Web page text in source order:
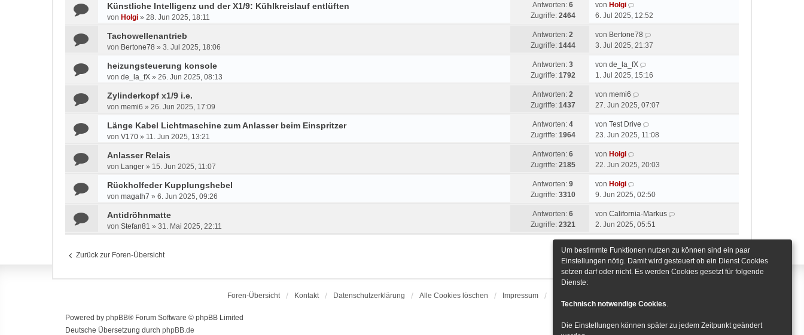
Künstliche Intelligenz und der X1/9: Kühlkreislauf entlüften
von Holgi » 28. Jun 2025, 18:11
Antworten: 6
Zugriffe: 2464
von Holgi
6. Jul 2025, 12:52
Tachowellenantrieb
von Bertone78 » 3. Jul 2025, 18:06
Antworten: 2
Zugriffe: 1444
von Bertone78
3. Jul 2025, 21:37
heizungsteuerung konsole
von de_la_fX » 26. Jun 2025, 08:13
Antworten: 3
Zugriffe: 1792
von de_la_fX
1. Jul 2025, 15:16
Zylinderkopf x1/9 i.e.
von memi6 » 26. Jun 2025, 17:09
Antworten: 2
Zugriffe: 1437
von memi6
27. Jun 2025, 07:07
Länge Kabel Lichtmaschine zum Anlasser beim Einspritzer
von V170 » 11. Jun 2025, 13:21
Antworten: 4
Zugriffe: 1964
von Test Drive
23. Jun 2025, 11:08
Anlasser Relais
von Langer » 15. Jun 2025, 11:07
Antworten: 6
Zugriffe: 2185
von Holgi
22. Jun 2025, 20:03
Rückholfeder Kupplungshebel
von magath7 » 6. Jun 2025, 09:26
Antworten: 9
Zugriffe: 3310
von Holgi
9. Jun 2025, 02:50
Antidröhnmatte
von Stefan81 » 31. Mai 2025, 22:11
Antworten: 6
Zugriffe: 2321
von California-Markus
2. Jun 2025, 05:51
Zurück zur Foren-Übersicht Gehe zu
Foren-Übersicht Kontakt Datenschutzerklärung Alle Cookies löschen Impressum
Powered by phpBB® Forum Software © phpBB Limited
Deutsche Übersetzung durch phpBB.de
Um bestimmte Funktionen nutzen zu können sind ein paar
Einstellungen nötig. Damit wird gesteuert ob ein Dienst Cookies
setzen darf oder nicht. Es werden Cookies gesetzt für folgende
Dienste:
Technisch notwendige Cookies.
Die Einstellungen können später zu jedem Zeitpunkt geändert